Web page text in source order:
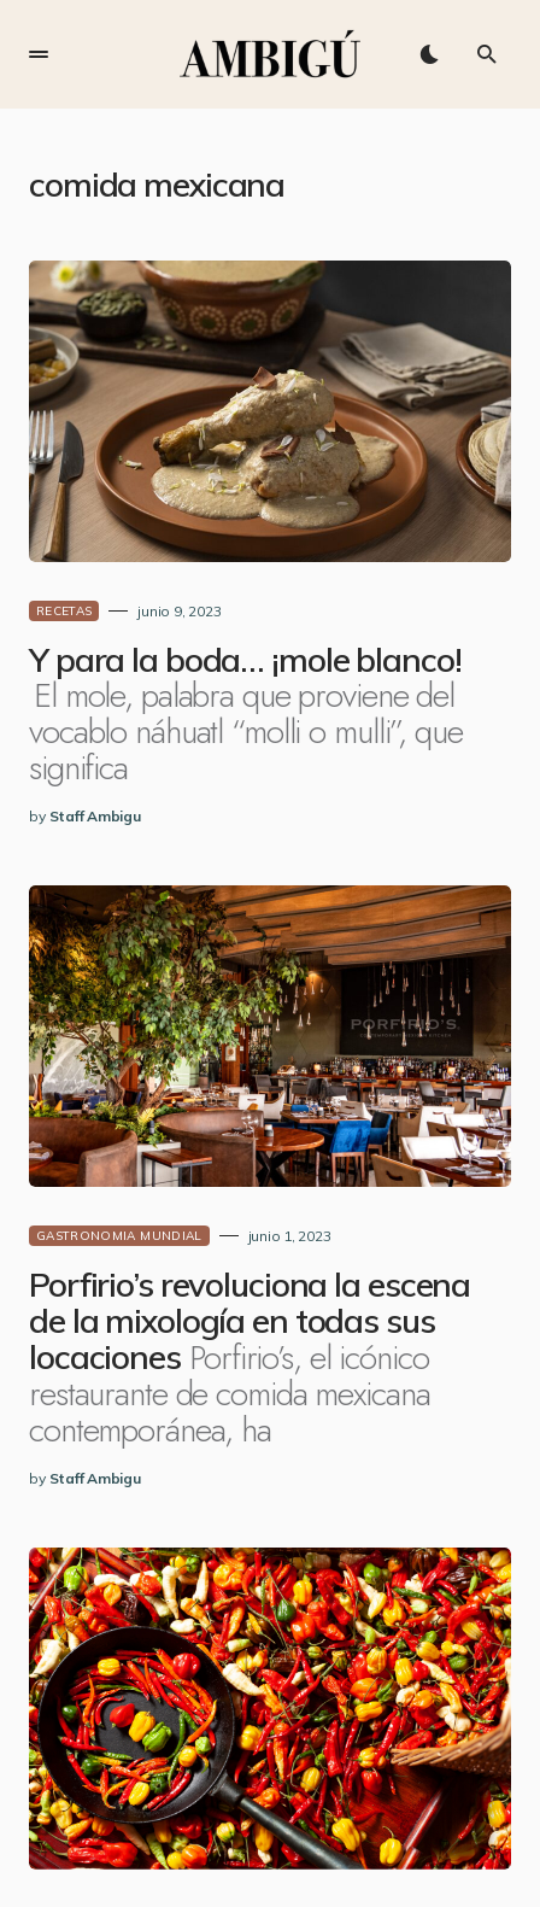
comida mexicana
RECETAS junio 9, 2023
Y para la boda… ¡mole blanco!
El mole, palabra que proviene del
vocablo náhuatl “molli o mulli”, que
significa
by Staff Ambigu
GASTRONOMIA MUNDIAL junio 1, 2023
Porfirio’s revoluciona la escena
de la mixología en todas sus
locaciones Porfirio’s, el icónico
restaurante de comida mexicana
contemporánea, ha
by Staff Ambigu